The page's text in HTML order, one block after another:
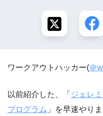
ワークアウトハッカー(＠
以前紹介した、「 ジェレ
プログラム 」を早速やりま